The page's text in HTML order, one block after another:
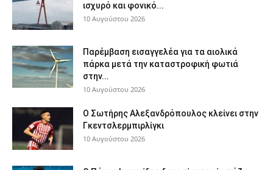
ισχυρό και φονικό...
10 Αυγούστου 2026
Παρέμβαση εισαγγελέα για τα αιολικά
πάρκα μετά την καταστροφική φωτιά
στην...
10 Αυγούστου 2026
Ο Σωτήρης Αλεξανδρόπουλος κλείνει στην
Γκεντσλερμπιρλίγκι
10 Αυγούστου 2026